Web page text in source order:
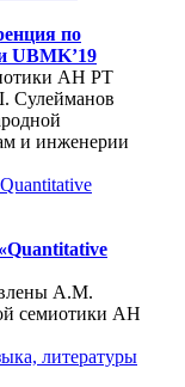
по
UBMK’19
АН РТ
Сулейманов
и инженерии
А.М.
семиотики АН